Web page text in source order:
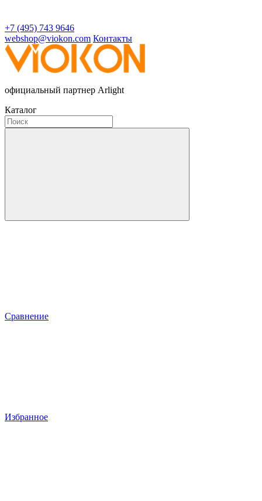
+7 (495) 743 9646
webshop@viokon.com Контакты
официальный партнер Arlight
Каталог
Сравнение
Избранное